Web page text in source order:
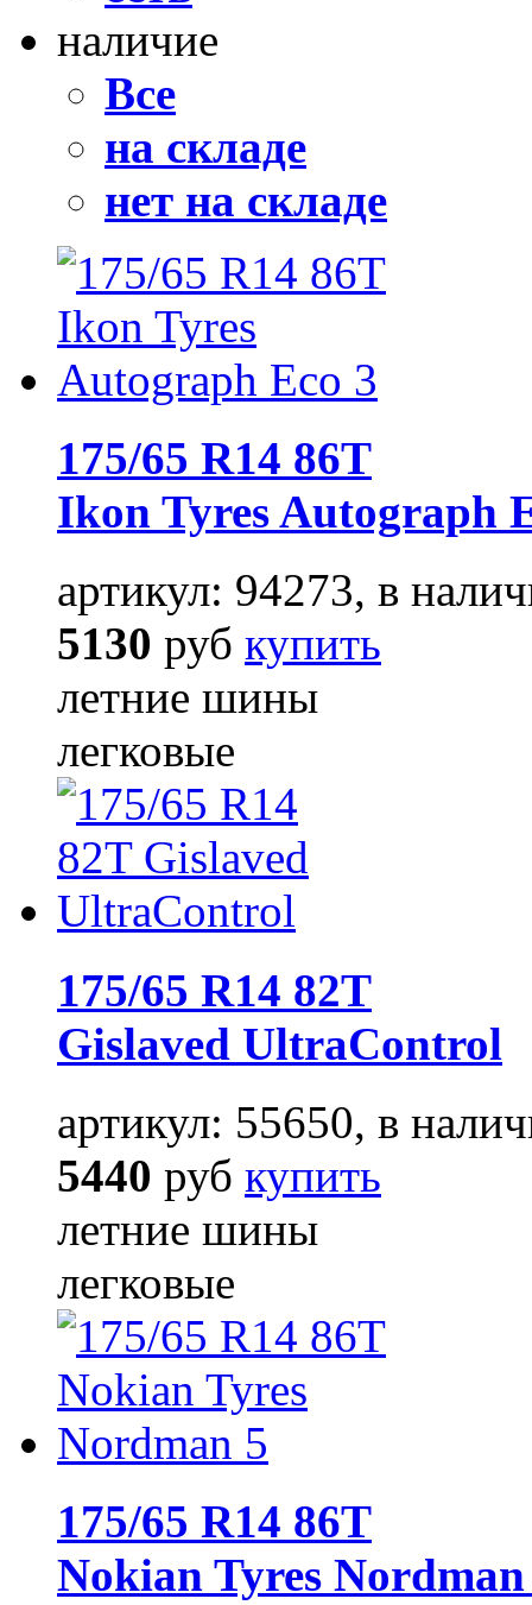
наличие
Все
на складе
нет на складе
175/65 R14 86T
Ikon Tyres Autograph
артикул: 94273, в
5130 руб купить
летние шины
легковые
175/65 R14 82T
Gislaved UltraControl
артикул: 55650, в
5440 руб купить
летние шины
легковые
175/65 R14 86T
Nokian Tyres